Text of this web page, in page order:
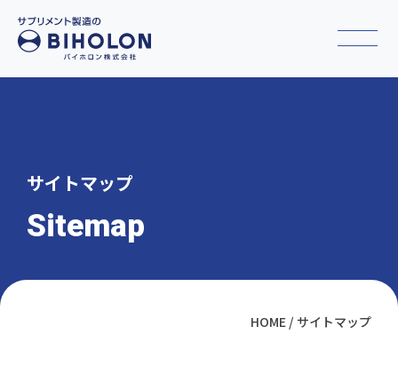
サイトマップ
Sitemap
HOME サイトマップ